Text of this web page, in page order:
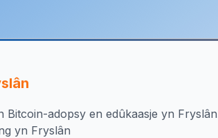
Bitcoin-adopsy en edûkaasje yn
yn Fryslân